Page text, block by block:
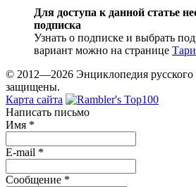
Для доступа к данной статье
подписка
Узнать о подписке и выбрать
вариант можно на странице
© 2012—2026 Энциклопедия русского
защищены.
Карта сайта
Написать письмо
Имя *
E-mail *
Сообщение *